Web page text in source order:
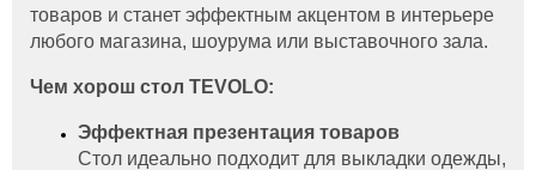
товаров и станет эффектным акцентом в интерьере
любого магазина, шоурума или выставочного зала.
Чем хорош стол TEVOLO:
Эффектная презентация товаров
Стол идеально подходит для выкладки одежды,